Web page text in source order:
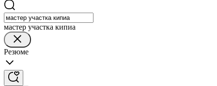
мастер участка кипиа
Резюме